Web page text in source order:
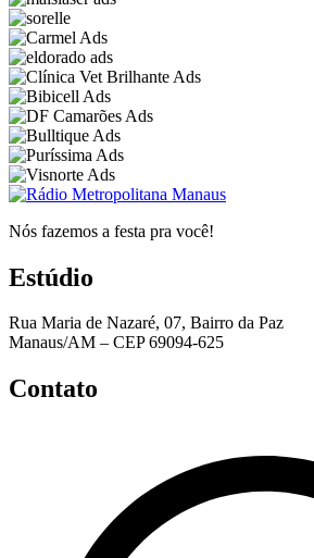
Nós fazemos a festa pra você!
Estúdio
Rua Maria de Nazaré, 07, Bairro da Paz
Manaus/AM – CEP 69094-625
Contato